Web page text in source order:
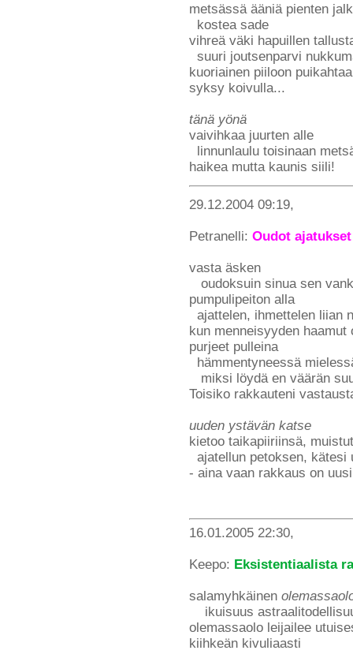
metsässä ääniä pienten
kostea sade
vihreä väki hapuillen
suuri joutsenparvi
kuoriainen piiloon
syksy koivulla...
tänä yönä
vaivihkaa juurten alle
linnunlaulu toisinaan
haikea mutta kaunis siili!
29.12.2004 09:19,
Petranelli: Oudot ajatukset
vasta äsken
oudoksuin sinua sen
pumpulipeiton alla
ajattelen, ihmettelen liian
kun menneisyyden
purjeet pulleina
hämmentyneessä
miksi löydä en väärän
Toisiko rakkauteni
uuden ystävän katse
kietoo taikapiiriinsä,
ajatellun petoksen, kätesi
- aina vaan rakkaus on
16.01.2005 22:30,
Keepo: Eksistentiaalista
salamyhkäinen
ikuisuus
olemassaolo leijailee
kiihkeän kivuliaasti